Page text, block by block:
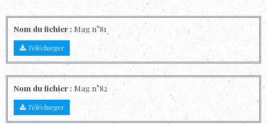
Nom du fichier : Mag n°81
Télécharger
Nom du fichier : Mag n°82
Télécharger